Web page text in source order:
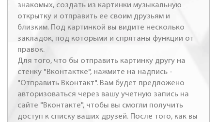
знакомых, создать из картинки музыкальную
открытку и отправить ее своим друзьям и
близким. Под картинкой вы видите несколько
закладок, под которыми и спрятаны функции от
правок.
Для того, что бы отправить картинку другу на
стенку "Вконтактке", нажмите на надпись -
"Отправить Вконтакт". Вам будет предложено
авторизоваться через вашу учетную запись на
сайте "Вконтакте", чтобы вы смогли получить
доступ к списку ваших друзей. После того, как вы